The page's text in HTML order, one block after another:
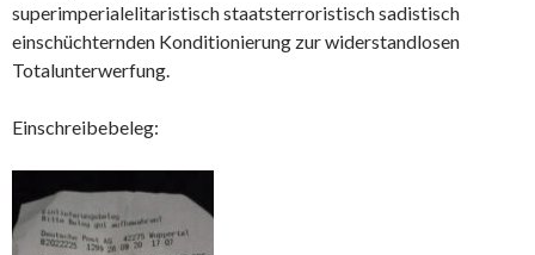
superimperialelitaristisch staatsterroristisch sadistisch
einschüchternden Konditionierung zur widerstandlosen
Totalunterwerfung.
Einschreibebeleg: